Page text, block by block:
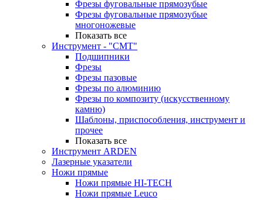
Фрезы фуговальные прямозубые
Фрезы фуговальные прямозубые
многоножевые
Показать все
Инструмент - "СМТ"
Подшипники
Фрезы
Фрезы пазовые
Фрезы по алюминию
Фрезы по композиту (искусственному
камню)
Шаблоны, приспособления, инструмент и
прочее
Показать все
Инструмент ARDEN
Лазерные указатели
Ножи прямые
Ножи прямые HI-TECH
Ножи прямые Leuco